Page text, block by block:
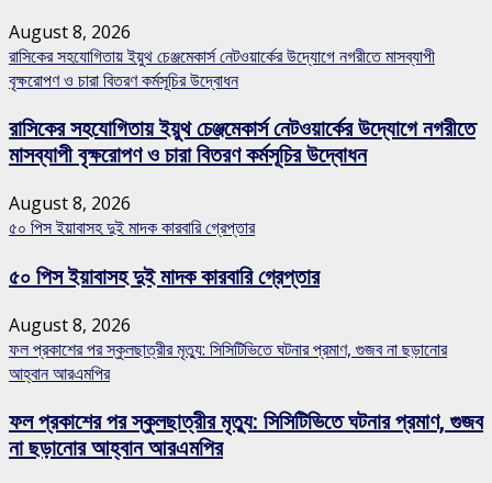
August 8, 2026
রাসিকের সহযোগিতায় ইয়ুথ চেঞ্জমেকার্স নেটওয়ার্কের উদ্যোগে নগরীতে মাসব্যাপী
বৃক্ষরোপণ ও চারা বিতরণ কর্মসূচির উদ্বোধন
রাসিকের সহযোগিতায় ইয়ুথ চেঞ্জমেকার্স নেটওয়ার্কের উদ্যোগে নগরীতে
মাসব্যাপী বৃক্ষরোপণ ও চারা বিতরণ কর্মসূচির উদ্বোধন
August 8, 2026
৫০ পিস ইয়াবাসহ দুই মাদক কারবারি গ্রেপ্তার
৫০ পিস ইয়াবাসহ দুই মাদক কারবারি গ্রেপ্তার
August 8, 2026
ফল প্রকাশের পর স্কুলছাত্রীর মৃত্যু: সিসিটিভিতে ঘটনার প্রমাণ, গুজব না ছড়ানোর
আহ্বান আরএমপির
ফল প্রকাশের পর স্কুলছাত্রীর মৃত্যু: সিসিটিভিতে ঘটনার প্রমাণ, গুজব
না ছড়ানোর আহ্বান আরএমপির